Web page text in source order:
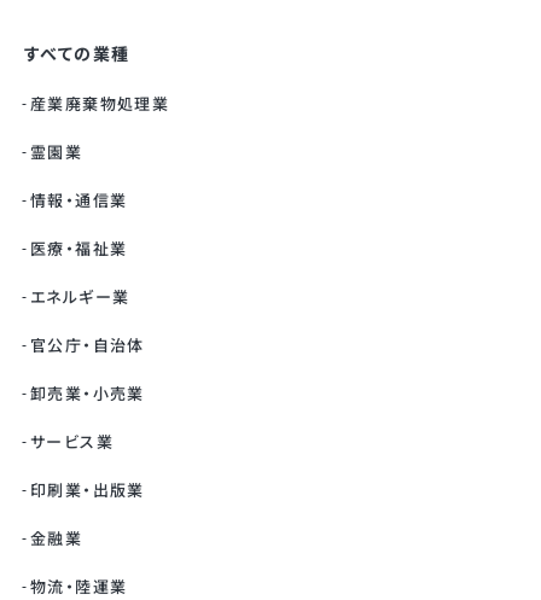
すべての業種
産業廃棄物処理業
霊園業
情報・通信業
医療・福祉業
エネルギー業
官公庁・自治体
卸売業・小売業
サービス業
印刷業・出版業
金融業
物流・陸運業